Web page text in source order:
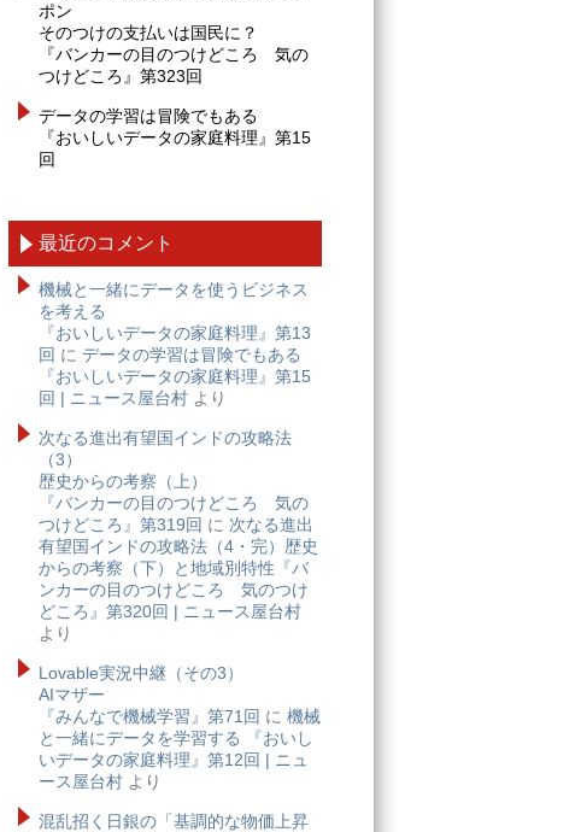
ポン
そのつけの支払いは国民に？
『バンカーの目のつけどころ 気の
つけどころ』第323回
データの学習は冒険でもある
『おいしいデータの家庭料理』第15
回
最近のコメント
機械と一緒にデータを使うビジネス
を考える
『おいしいデータの家庭料理』第13
回 に データの学習は冒険でもある
『おいしいデータの家庭料理』第15
回 | ニュース屋台村 より
次なる進出有望国インドの攻略法
（3）
歴史からの考察（上）
『バンカーの目のつけどころ 気の
つけどころ』第319回 に 次なる進出
有望国インドの攻略法（4・完）歴史
からの考察（下）と地域別特性『バ
ンカーの目のつけどころ 気のつけ
どころ』第320回 | ニュース屋台村
より
Lovable実況中継（その3）
AIマザー
『みんなで機械学習』第71回 に 機械
と一緒にデータを学習する 『おいし
いデータの家庭料理』第12回 | ニュ
ース屋台村 より
混乱招く日銀の「基調的な物価上昇